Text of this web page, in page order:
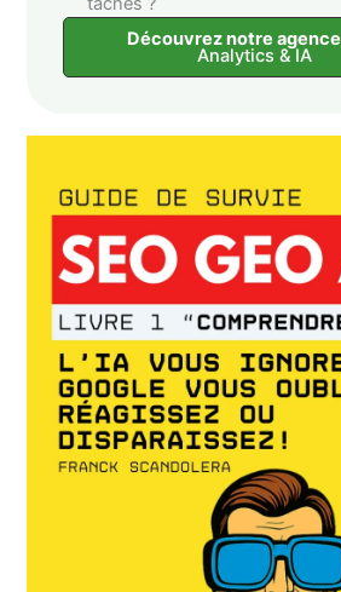
Découvrez notre agence
Analytics & IA